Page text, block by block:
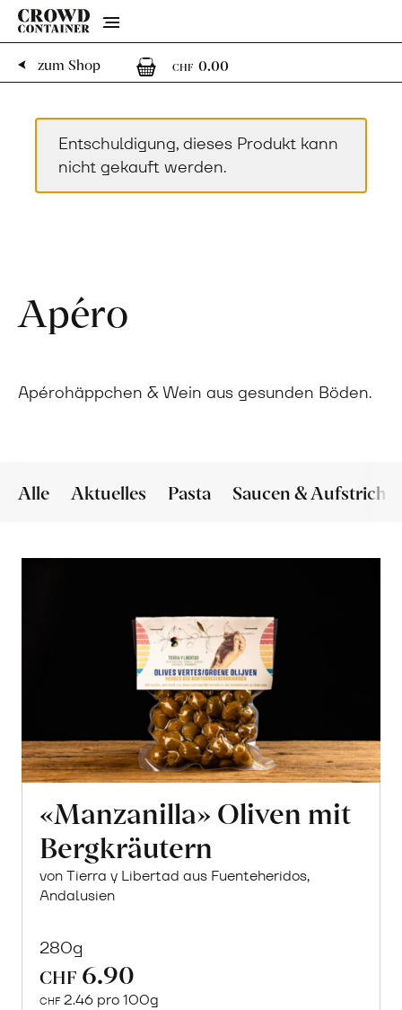
Menu
zum Shop
CHF 0.00
Entschuldigung, dieses Produkt kann
nicht gekauft werden.
Apéro
Apérohäppchen & Wein aus gesunden Böden.
Alle Aktuelles Pasta Saucen & Aufstriche
«Manzanilla» Oliven mit
Bergkräutern
von Tierra y Libertad aus Fuenteheridos,
Andalusien
280g
CHF 6.90
CHF 2.46 pro 100g